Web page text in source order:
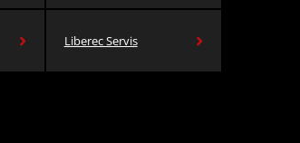
Liberec Servis